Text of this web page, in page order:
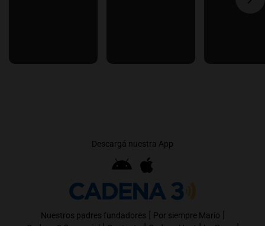
Descargá nuestra App
Nuestros padres fundadores | Por siempre Mario |